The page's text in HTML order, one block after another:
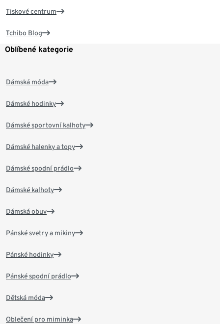
Tiskové centrum
Tchibo Blog
Oblíbené kategorie
Dámská móda
Dámské hodinky
Dámské sportovní kalhoty
Dámské halenky a topy
Dámské spodní prádlo
Dámské kalhoty
Dámská obuv
Pánské svetry a mikiny
Pánské hodinky
Pánské spodní prádlo
Dětská móda
Oblečení pro miminka